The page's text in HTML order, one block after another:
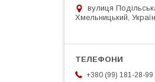
вулиця
Хмельницький,
+380 (99) 181-28-99